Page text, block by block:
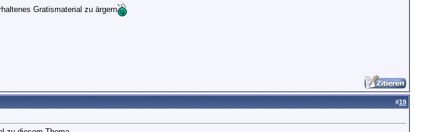
Gratismaterial zu ärgern
#19